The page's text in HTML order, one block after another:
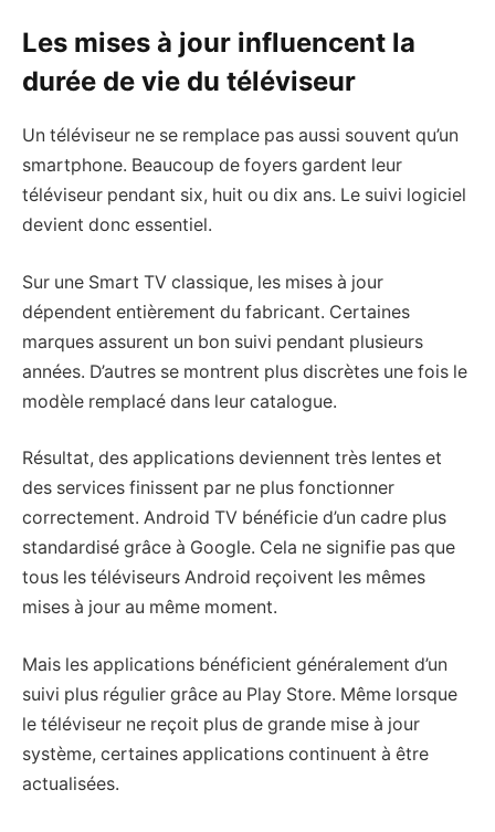
Les mises à jour influencent la
durée de vie du téléviseur
Un téléviseur ne se remplace pas aussi souvent qu’un
smartphone. Beaucoup de foyers gardent leur
téléviseur pendant six, huit ou dix ans. Le suivi logiciel
devient donc essentiel.
Sur une Smart TV classique, les mises à jour
dépendent entièrement du fabricant. Certaines
marques assurent un bon suivi pendant plusieurs
années. D’autres se montrent plus discrètes une fois le
modèle remplacé dans leur catalogue.
Résultat, des applications deviennent très lentes et
des services finissent par ne plus fonctionner
correctement. Android TV bénéficie d’un cadre plus
standardisé grâce à Google. Cela ne signifie pas que
tous les téléviseurs Android reçoivent les mêmes
mises à jour au même moment.
Mais les applications bénéficient généralement d’un
suivi plus régulier grâce au Play Store. Même lorsque
le téléviseur ne reçoit plus de grande mise à jour
système, certaines applications continuent à être
actualisées.